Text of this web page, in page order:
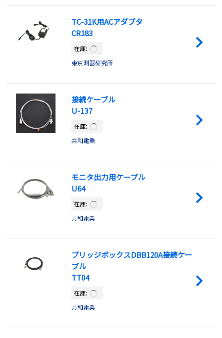
TC-31K用ACアダプタ
CR183
在庫:
東京測器研究所
接続ケーブル
U-137
在庫:
共和電業
モニタ出力用ケーブル
U64
在庫:
共和電業
ブリッジボックスDBB120A接続ケー
ブル
TT04
在庫:
共和電業